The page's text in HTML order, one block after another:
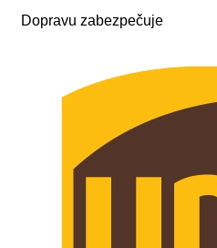
Dopravu zabezpečuje